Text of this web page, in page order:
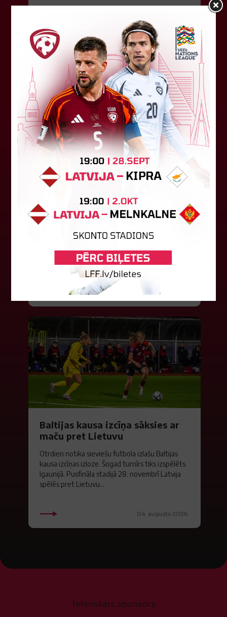
Konferences līgas kvalifikācijas trešās kārtas
pirmo spēli, savu skatītāju priekšā "Skonto"
stadionā Rīgā ar 1:0 uzveica...
04. augusts 2026.
Latvijas tiesnešiem uztic darbu
UEFA Eiropas līgā
Latvijas tiesnešu brigāde apkalpos UEFA Eiropas
"Shamrock Rovers" un "Egnatia" komandām.
Andris Treimanis pildīs galvenā...
04. augusts 2026.
Baltijas kausa izcīņa sāksies ar
maču pret Lietuvu
Otrdien notika sieviešu futbola izlašu Baltijas
kausa izcīņas izloze. Šogad turnīrs tiks izspēlēts
Igaunijā. Pusfināla stadijā 28. novembrī Latvija
spēlēs pret Lietuvu...
04. augusts 2026.
Tehniskais sponsors